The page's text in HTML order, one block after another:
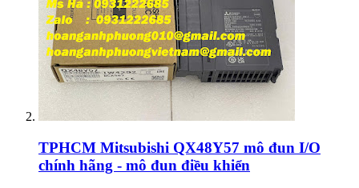
TPHCM Mitsubishi QX48Y57 mô đun I/O
chính hãng - mô đun điều khiển